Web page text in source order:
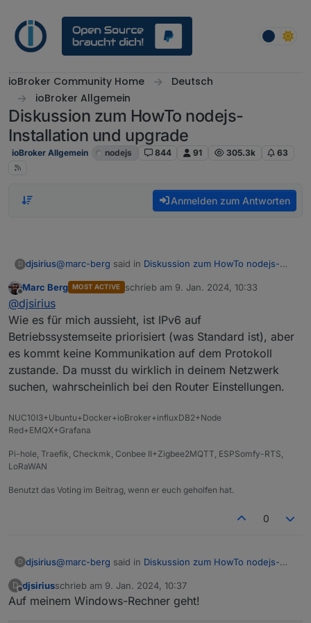
ioBroker Community Home
Deutsch
ioBroker Allgemein
Diskussion zum HowTo nodejs-
Installation und upgrade
ioBroker Allgemein nodejs 844 91 305.3k 63
Anmelden zum Antworten
D djsirius@marc-berg said in Diskussion zum HowTo nodejs-
Installation und upgrade
pingregistry.npmjs.org <- geht auf beiden
wäre interessant
iobroker@debian:~$ ping registry.npmjs.org
PING registry.npmjs.org(2606:4700::6810:23
--- registry.npmjs.org ping statistics ---
iobroker@debian:~$ nslookup registry.npmjs.org
Server:         192.168.1.1
Address:        192.168.1.1#53
Name:   registry.npmjs.org
Address: 104.16.31.34
Address: 104.16.29.34
Name:   registry.npmjs.org
Address: 104.16.30.34
Address: 104.16.2.35
Name:   registry.npmjs.org
Offline
Marc Berg MOST ACTIVE schrieb am 9. Jan. 2024, 10:33
zuletzt editiert von
@djsirius
Wie es für mich aussieht, ist IPv6 auf
Betriebssystemseite priorisiert (was Standard ist), aber
es kommt keine Kommunikation auf dem Protokoll
zustande. Da musst du wirklich in deinem Netzwerk
suchen, wahrscheinlich bei den Router Einstellungen.
NUC10I3+Ubuntu+Docker+ioBroker+influxDB2+Node
Red+EMQX+Grafana
Pi-hole, Traefik, Checkmk, Conbee II+Zigbee2MQTT, ESPSomfy-RTS,
LoRaWAN
Benutzt das Voting im Beitrag, wenn er euch geholfen hat.
0
D djsirius@marc-berg said in Diskussion zum HowTo nodejs-
@djsiriussagte inDiskussion zum HowTo nodejs-
D
Offline
djsiriusschrieb am 9. Jan. 2024, 10:37
zuletzt editiert von
Auf meinem Windows-Rechner geht!